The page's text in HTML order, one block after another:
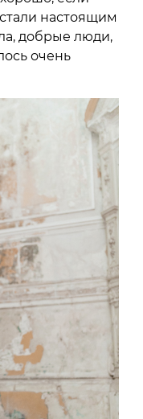
настоящим
добрые люди,
очень